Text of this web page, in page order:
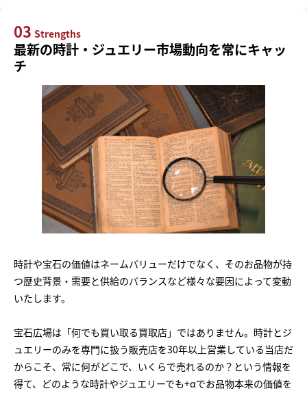
03 Strengths
最新の時計・ジュエリー市場動向を常にキャッ
チ
時計や宝石の価値はネームバリューだけでなく、そのお品物が持
つ歴史背景・需要と供給のバランスなど様々な要因によって変動
いたします。
宝石広場は「何でも買い取る買取店」ではありません。時計とジ
ュエリーのみを専門に扱う販売店を30年以上営業している当店だ
からこそ、常に何がどこで、いくらで売れるのか？という情報を
得て、どのような時計やジュエリーでも+αでお品物本来の価値を